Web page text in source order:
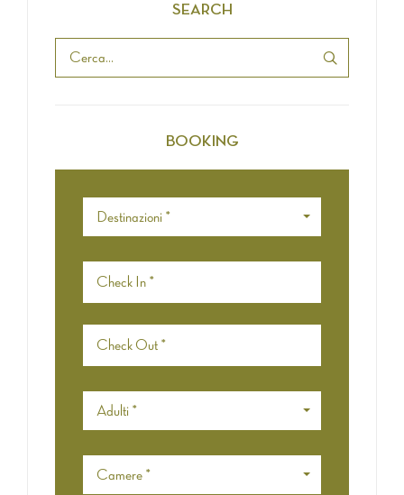
SEARCH
BOOKING
Destinazioni *
Adulti *
Camere *